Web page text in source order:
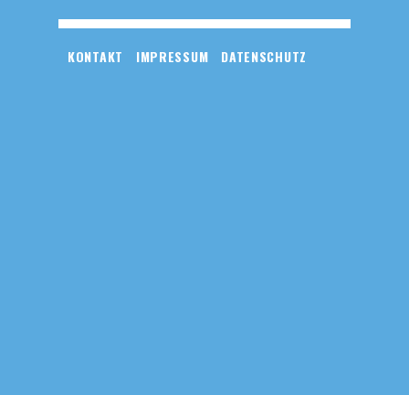
KONTAKT IMPRESSUM DATENSCHUTZ